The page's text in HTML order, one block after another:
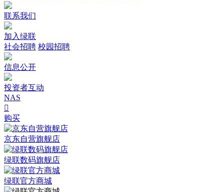
联系我们
加入绿联
社会招聘 校园招聘
信息公开
投资者互动
NAS

购买
京东自营旗舰店
绿联数码旗舰店
绿联官方商城